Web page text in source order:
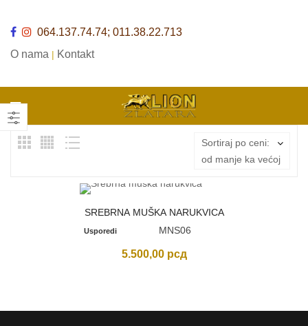
064.137.74.74; 011.38.22.713
O nama | Kontakt
Sortiraj po ceni:
od manje ka većoj
SREBRNA MUŠKA NARUKVICA
Usporedi MNS06
5.500,00 рсд